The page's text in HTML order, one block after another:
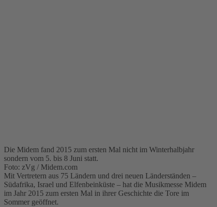
Die Midem fand 2015 zum ersten Mal nicht im Winterhalbjahr
sondern vom 5. bis 8 Juni statt.
Foto: zVg / Midem.com
Mit Vertretern aus 75 Ländern und drei neuen Länderständen –
Südafrika, Israel und Elfenbeinküste – hat die Musikmesse Midem
im Jahr 2015 zum ersten Mal in ihrer Geschichte die Tore im
Sommer geöffnet.